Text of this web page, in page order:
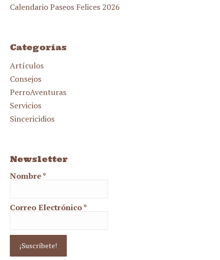
Calendario Paseos Felices 2026
Categorías
Artículos
Consejos
PerroAventuras
Servicios
Sincericidios
Newsletter
Nombre*
Correo Electrónico*